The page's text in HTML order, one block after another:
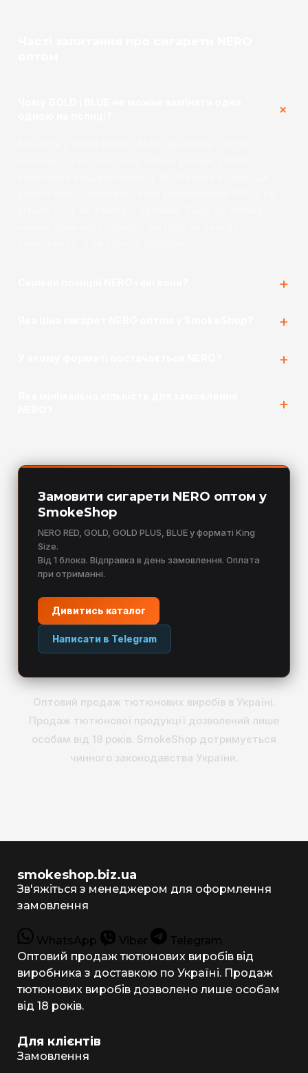
Замовити сигарети NERO оптом у
SmokeShop
NERO RED, GOLD, GOLD PLUS, BLUE у форматі King
Size.
Від 1 блока. Відправка в день замовлення. Оплата
при отриманні.
Дивитись каталог
Написати в Telegram
Оптовий продаж тютюнових виробів в Україні.
Продаж тютюнової продукції дозволений лише
особам від 18 років. SmokeShop дотримується
чинного законодавства України.
smokeshop.biz.ua
Зв'яжіться з менеджером для оформлення
замовлення
WhatsApp Viber
Telegram
Оптовий продаж тютюнових виробів від
виробника з доставкою по Україні. Продаж
тютюнових виробів дозволено лише особам
від 18 років.
Для клієнтів
Замовлення